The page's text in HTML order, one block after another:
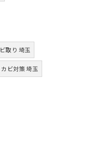
取り 埼玉
ビ対策 埼玉